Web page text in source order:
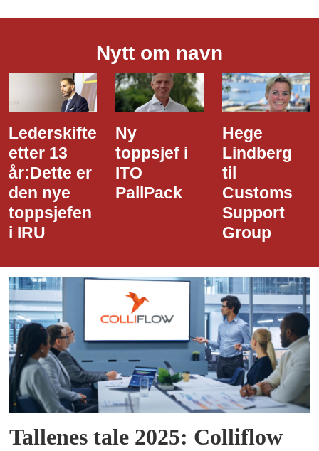
Nytt om navn
Ny
toppsjef i
ITO
PallPack
Hege
Lindberg
til
Customs
Dette er
den nye
i Narvik
Havn
Tallenes tale 2025: Colliflow